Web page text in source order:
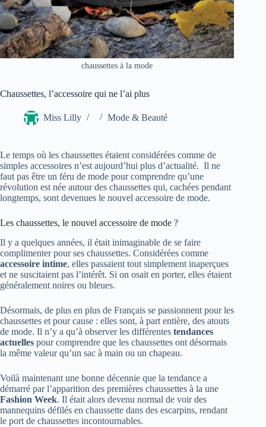
chaussettes à la mode
Chaussettes, l’accessoire qui ne l’ai plus
Miss Lilly Mode & Beauté
Le temps où les chaussettes étaient considérées comme de
simples accessoires n’est aujourd’hui plus d’actualité. Il ne
faut pas être un féru de mode pour comprendre qu’une
révolution est née autour des chaussettes qui, cachées pendant
longtemps, sont devenues le nouvel accessoire de mode.
Les chaussettes, le nouvel accessoire de mode ?
Il y a quelques années, il était inimaginable de se faire
complimenter pour ses chaussettes. Considérées comme
accessoire intime, elles passaient tout simplement inaperçues
et ne suscitaient pas l’intérêt. Si on osait en porter, elles étaient
généralement noires ou bleues.
Désormais, de plus en plus de Français se passionnent pour les
chaussettes et pour cause : elles sont, à part entière, des atouts
de mode. Il n’y a qu’à observer les différentes tendances
actuelles pour comprendre que les chaussettes ont désormais
la même valeur qu’un sac à main ou un chapeau.
Voilà maintenant une bonne décennie que la tendance a
démarré par l’apparition des premières chaussettes à la une
Fashion Week. Il était alors devenu normal de voir des
mannequins défilés en chaussette dans des escarpins, rendant
le port de chaussettes incontournables.